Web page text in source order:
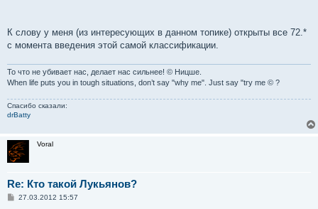
К слову у меня (из интересующих в данном топике) открыты все 72.*
с момента введения этой самой классификации.
То что не убивает нас, делает нас сильнее! © Ницше.
When life puts you in tough situations, don’t say "why me". Just say "try me © ?
Спасибо сказали:
drBatty
Voral
Re: Кто такой Лукьянов?
С27.03.2012 15:57